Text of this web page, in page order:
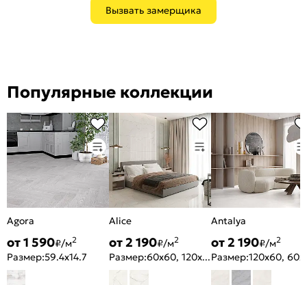
Вызвать замерщика
Популярные коллекции
Agora
от 1 590₽/м2
Размер:59.4x14.7
Alice
от 2 190₽/м2
Размер: 60x60, 120x60
Antalya
от 2 190₽/м2
Размер: